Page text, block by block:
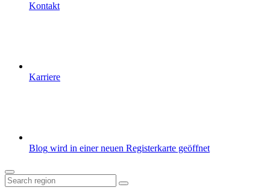
Kontakt
Karriere
Blog wird in einer neuen Registerkarte geöffnet